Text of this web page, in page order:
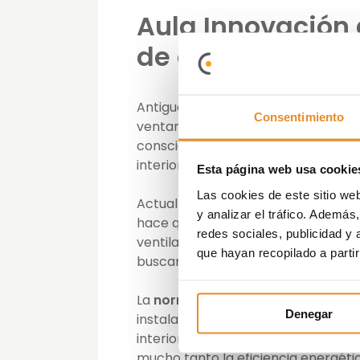
Consentimiento
Esta página web usa
Las cookies de este sitio
y analizar el tráfico.
redes sociales, publicidad y
que hayan recopilado a
Denegar
Aula Innovación
de doble flujo
Antiguamente las viviendas se
ventanas que no cerraban bien,
consciente abriendo las ventanas
interior.
Actualmente la mejora en la
hace que las casas tengan una
ventilación para garantizar la
buscando una mejora de la
La normativa española (CTE-DB-
instalar unos sistemas de
interior, lo que implica una